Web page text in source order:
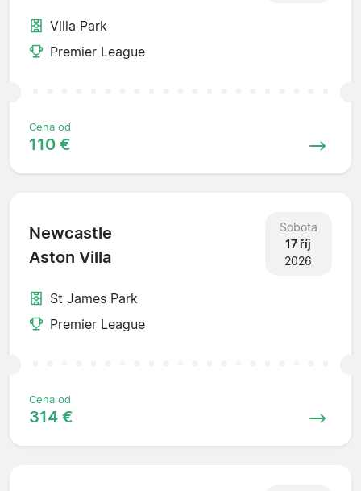
Villa Park
Premier League
Cena od
110 €
Newcastle
Aston Villa
Sobota
17 říj
2026
St James Park
Premier League
Cena od
314 €